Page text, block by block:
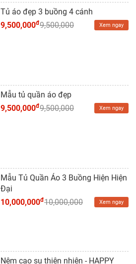
Tủ áo đẹp 3 buồng 4 cánh
9,500,000đ9,500,000 Xem ngay
Mẫu tủ quần áo đẹp
9,500,000đ9,500,000 Xem ngay
Mẫu Tủ Quần Áo 3 Buồng Hiện Hiện
Đại
10,000,000đ10,000,000 Xem ngay
Nệm cao su thiên nhiên - HAPPY